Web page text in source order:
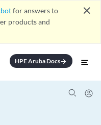
for answers to
products and
close
HPE Aruba Docsarrow_forward